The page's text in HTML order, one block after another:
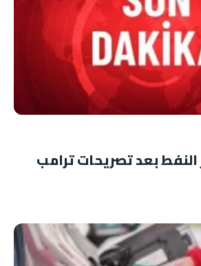
بعد تصريحات ترامب